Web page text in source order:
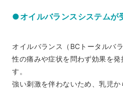
●オイルバランスシステムが
オイルバランス（BCトータルバ
性の痛みや症状を問わず効果を
す。
強い刺激を伴わないため、乳児